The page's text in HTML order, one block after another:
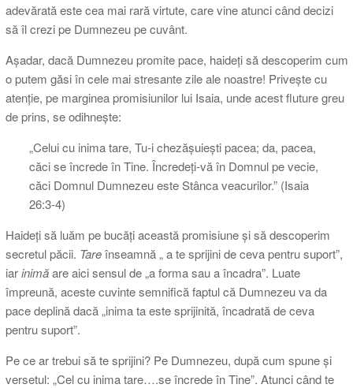
adevărată este cea mai rară virtute, care vine atunci când decizi
să îl crezi pe Dumnezeu pe cuvânt.
Așadar, dacă Dumnezeu promite pace, haideți să descoperim cum
o putem găsi în cele mai stresante zile ale noastre! Privește cu
atenție, pe marginea promisiunilor lui Isaia, unde acest fluture greu
de prins, se odihnește:
„Celui cu inima tare, Tu-i chezăşuieşti pacea; da, pacea,
căci se încrede în Tine. Încredeţi-vă în Domnul pe vecie,
căci Domnul Dumnezeu este Stânca veacurilor.” (Isaia
26:3-4)
Haideți să luăm pe bucăți această promisiune și să descoperim
secretul păcii. Tareînseamnă „ a te sprijini de ceva pentru suport”,
iarinimăare aici sensul de „a forma sau a încadra”. Luate
împreună, aceste cuvinte semnifică faptul că Dumnezeu va da
pace deplină dacă „inima ta este sprijinită, încadrată de ceva
pentru suport”.
Pe ce ar trebui să te sprijini? Pe Dumnezeu, după cum spune și
versetul: „Cel cu inima tare….se încrede în Tine”. Atunci când te